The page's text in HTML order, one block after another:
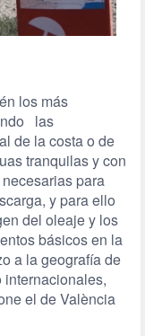
los más
las
de la costa o de
tranquilas y con
para
y para ello
del oleaje y los
básicos en la
a la geografía de
internacionales,
el de València